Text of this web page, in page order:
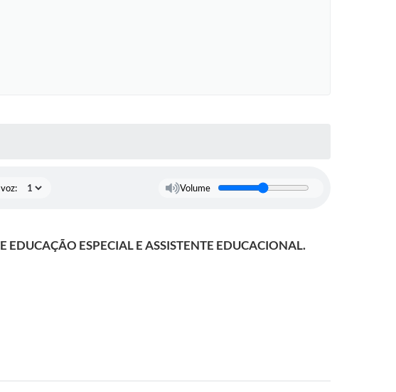
Volume
EDUCAÇÃO ESPECIAL E ASSISTENTE EDUCACIONAL.